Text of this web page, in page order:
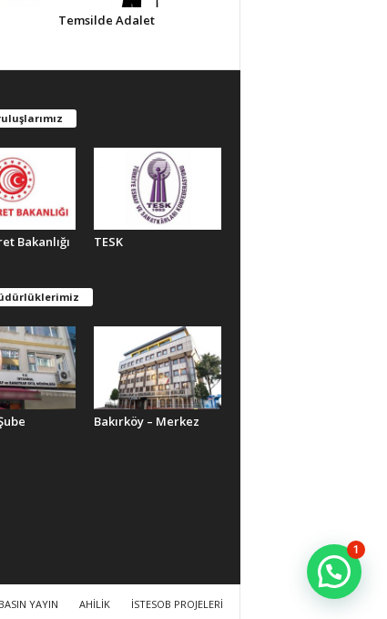
Temsilde Adalet
Bakanlığı TESK
Bakırköy – Merkez
BASIN YAYIN AHİLİK İSTESOB PROJELERİ
1